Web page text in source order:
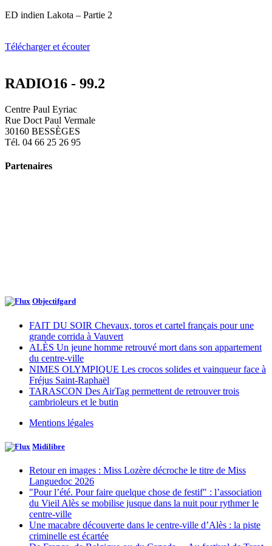
ED indien Lakota – Partie 2
Télécharger et écouter
RADIO16 - 99.2
Centre Paul Eyriac
Rue Doct Paul Vermale
30160 BESSÈGES
Tél. 04 66 25 26 95
Partenaires
Objectifgard
FAIT DU SOIR Chevaux, toros et cartel français pour une
grande corrida à Vauvert
ALÈS Un jeune homme retrouvé mort dans son appartement
du centre-ville
NIMES OLYMPIQUE Les crocos solides et vainqueur face à
Fréjus Saint-Raphaël
TARASCON Des AirTag permettent de retrouver trois
cambrioleurs et le butin
Mentions légales
Midilibre
Retour en images : Miss Lozère décroche le titre de Miss
Languedoc 2026
"Pour l’été. Pour faire quelque chose de festif" : l’association
du Vieil Alès se mobilise jusque dans la nuit pour rythmer le
centre-ville
Une macabre découverte dans le centre-ville d’Alès : la piste
criminelle est écartée